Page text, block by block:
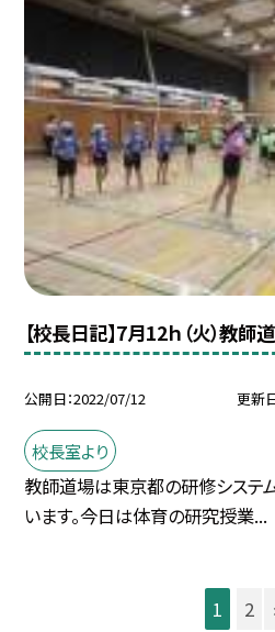
【校長日記】7月12ｈ（火）教師
公開日 2022/07/12 更新
校長室より
教師道場は東京都の研修システ
います。今日は体育の研究授業...
1 2